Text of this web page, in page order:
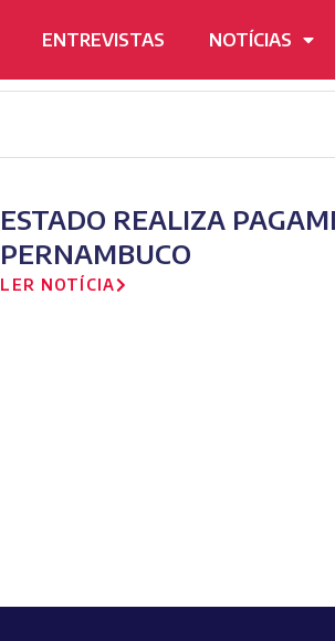
ENTREVISTAS NOTÍCIAS
ESTADO REALIZA
PERNAMBUCO
LER NOTÍCIA